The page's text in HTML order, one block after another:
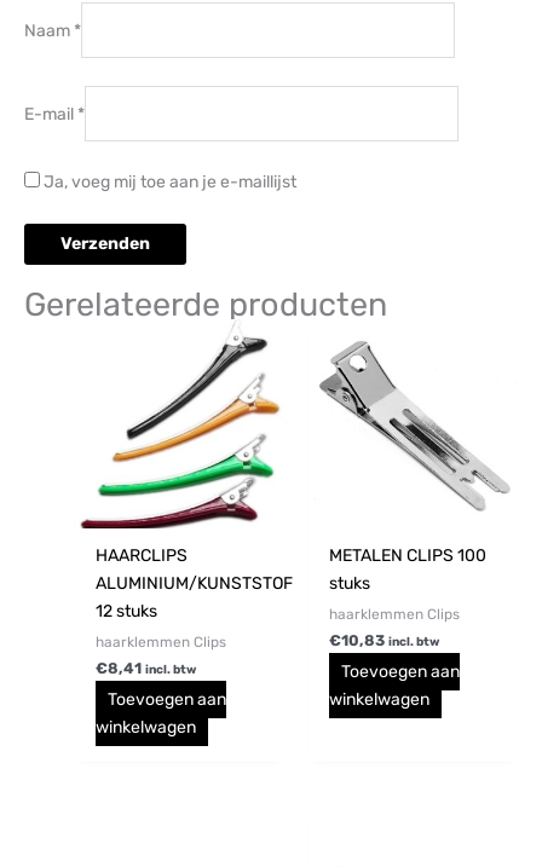
Naam *
E-mail *
Ja, voeg mij toe aan je e-maillijst
Gerelateerde producten
HAARCLIPS
ALUMINIUM/KUNSTSTOF
12 stuks
haarklemmen Clips
€8,41 incl. btw
Toevoegen aan
winkelwagen
METALEN CLIPS 100
stuks
haarklemmen Clips
€10,83 incl. btw
Toevoegen aan
winkelwagen